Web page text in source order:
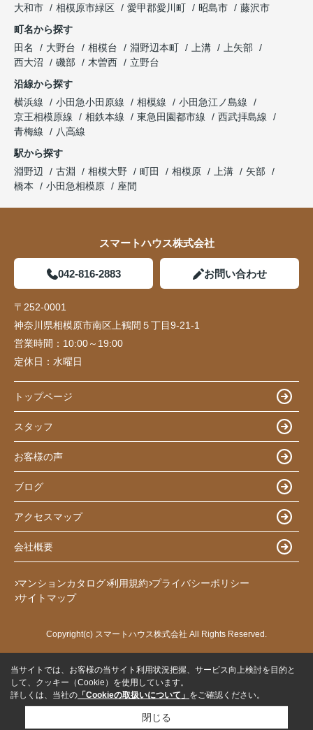
大和市
相模原市緑区 愛甲郡愛川町 昭島市
藤沢市
町名から探す
田名
大野台 相模台 淵野辺本町 上溝
上矢部
西大沼
磯部 木曽西
立野台
沿線から探す
横浜線
小田急小田原線 相模線
小田急江ノ島線
京王相模原線
相鉄本線 東急田園都市線
西武拝島線
青梅線
八高線
駅から探す
淵野辺
古淵 相模大野 町田 相模原 上溝
矢部
橋本
小田急相模原 座間
スマートハウス株式会社
042-816-2883 お問い合わせ
〒252-0001
神奈川県相模原市南区上鶴間５丁目9-21-1
営業時間： 10:00～19:00
定休日： 水曜日
トップページ
スタッフ
お客様の声
ブログ
アクセスマップ
会社概要
マンションカタログ 利用規約 プライバシーポリシー
サイトマップ
Copyright(c) スマートハウス株式会社 All Rights Reserved.
当サイトでは、お客様の当サイト利用状況把握、サービス向上検討を目的と
して、クッキー（Cookie）を使用しています。
詳しくは、当社の 「Cookieの取扱いについて」 をご確認ください。
閉じる